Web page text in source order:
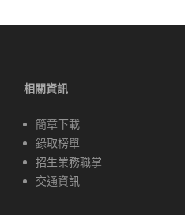
導
相關資訊
簡章下載
錄取榜單
招生業務職掌
交通資訊